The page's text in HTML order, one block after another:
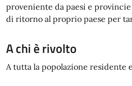
proveniente da paesi e
di ritorno al proprio paese per
A chi è rivolto
A tutta la popolazione residente